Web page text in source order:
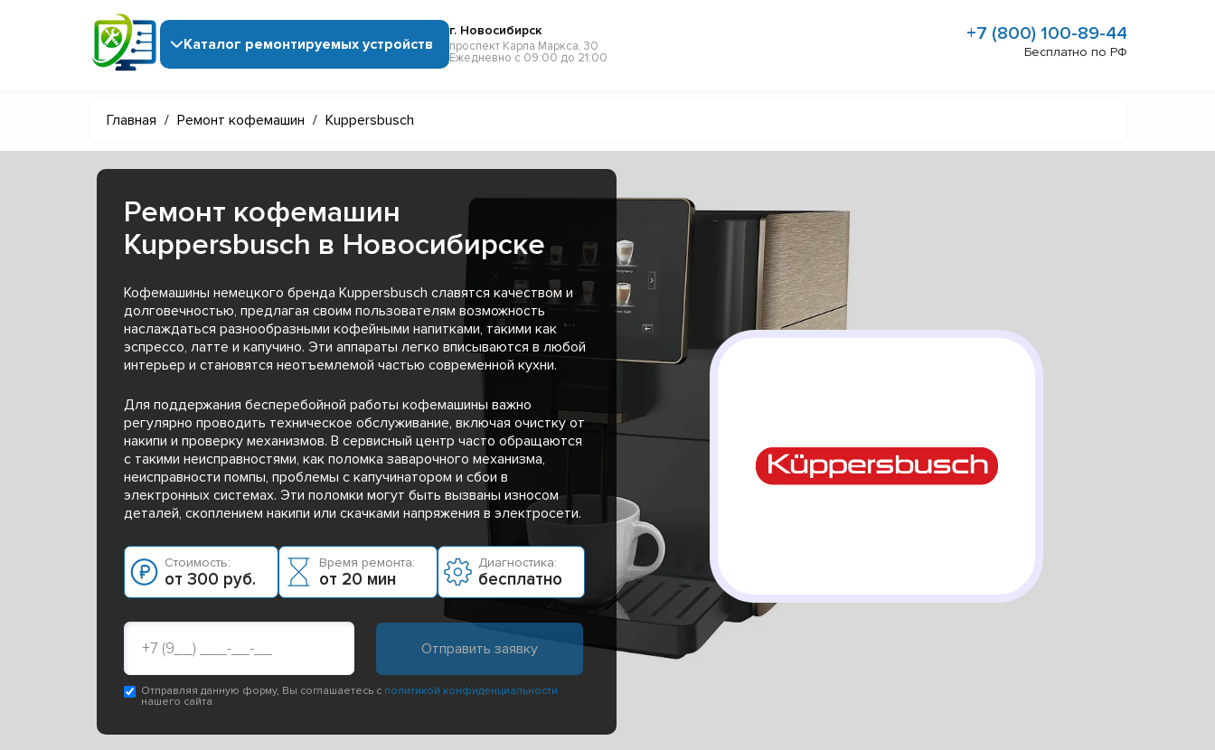
Каталог ремонтируемых устройств
г. Новосибирск
проспект Карла Маркса, 30
Ежедневно с 09:00 до 21:00
+7 (800) 100-89-44
Бесплатно по РФ
Главная / Ремонт кофемашин / Kuppersbusch
Ремонт кофемашин
Kuppersbusch в Новосибирске
Кофемашины немецкого бренда Kuppersbusch славятся качеством и
долговечностью, предлагая своим пользователям возможность
наслаждаться разнообразными кофейными напитками, такими как
эспрессо, латте и капучино. Эти аппараты легко вписываются в любой
интерьер и становятся неотъемлемой частью современной кухни.
Для поддержания бесперебойной работы кофемашины важно
регулярно проводить техническое обслуживание, включая очистку от
накипи и проверку механизмов. В сервисный центр часто обращаются
с такими неисправностями, как поломка заварочного механизма,
неисправности помпы, проблемы с капучинатором и сбои в
электронных системах. Эти поломки могут быть вызваны износом
деталей, скоплением накипи или скачками напряжения в электросети.
Стоимость:
от 300 руб.
Время ремонта:
от 20 мин
Диагностика:
бесплатно
Отправляя данную форму, Вы соглашаетесь с политикой конфиденциальности
нашего сайта